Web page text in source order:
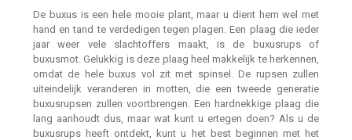
De buxus is een hele mooie plant, maar u dient hem wel met
hand en tand te verdedigen tegen plagen. Een plaag die ieder
jaar weer vele slachtoffers maakt, is de buxusrups of
buxusmot. Gelukkig is deze plaag heel makkelijk te herkennen,
omdat de hele buxus vol zit met spinsel. De rupsen zullen
uiteindelijk veranderen in motten, die een tweede generatie
buxusrupsen zullen voortbrengen. Een hardnekkige plaag die
lang aanhoudt dus, maar wat kunt u ertegen doen? Als u de
buxusrups heeft ontdekt, kunt u het best beginnen met het